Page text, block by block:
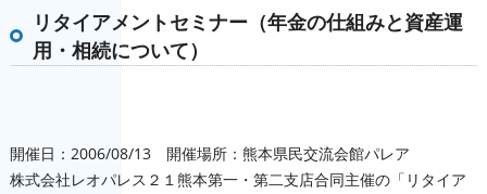
リタイアメントセミナー（年金の仕組みと資産運
用・相続について）
開催日：2006/08/13 開催場所：熊本県民交流会館パレア
株式会社レオパレス２１熊本第一・第二支店合同主催の「リタイア